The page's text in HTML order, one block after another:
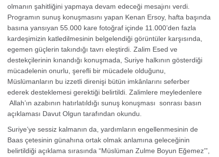
olmanın şahitliğini yapmaya devam edeceği mesajını verdi.
Programın sunuş konuşmasını yapan Kenan Ersoy, hafta başında
basına yansıyan 55.000 kare fotoğraf içinde 11.000’den fazla
kardeşimizin katledilmesinin belgelendiği görüntüler karşısında,
egemen güçlerin takındığı tavrı eleştirdi. Zalim Esed ve
destekçilerinin kınandığı konuşmada, Suriye halkının gösterdiği
mücadelenin onurlu, şerefli bir mücadele olduğunu,
Müslümanların bu izzetli direnişi bütün imkânlarını seferber
ederek desteklemesi gerektiği belirtildi. Zalimlere meyledenlere
Allah’ın azabının hatırlatıldığı sunuş konuşması sonrası basın
açıklaması Davut Olgun tarafından okundu.
Suriye’ye sessiz kalmanın da, yardımların engellenmesinin de
Baas çetesinin günahına ortak olmak anlamına geleceğinin
belirtildiği açıklama sırasında “Müslüman Zulme Boyun Eğemez’”,